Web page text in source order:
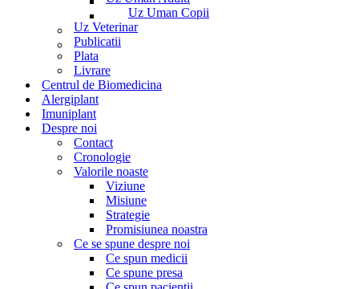
Uz Uman Copii
Uz Veterinar
Publicatii
Plata
Livrare
Centrul de Biomedicina
Alergiplant
Imuniplant
Despre noi
Contact
Cronologie
Valorile noaste
Viziune
Misiune
Strategie
Promisiunea noastra
Ce se spune despre noi
Ce spun medicii
Ce spune presa